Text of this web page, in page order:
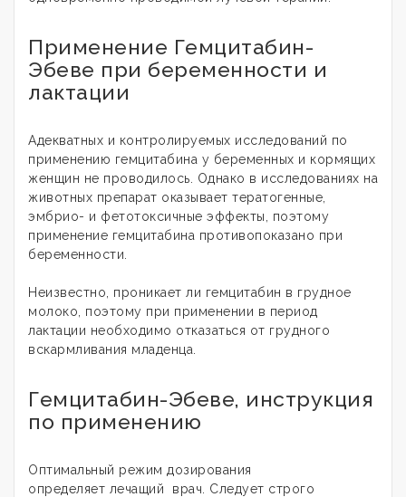
Применение Гемцитабин-
Эбеве при беременности и
лактации
Адекватных и контролируемых исследований по
применению гемцитабина у беременных и кормящих
женщин не проводилось. Однако в исследованиях на
животных препарат оказывает тератогенные,
эмбрио- и фетотоксичные эффекты, поэтому
применение гемцитабина противопоказано при
беременности.
Неизвестно, проникает ли гемцитабин в грудное
молоко, поэтому при применении в период
лактации необходимо отказаться от грудного
вскармливания младенца.
Гемцитабин-Эбеве, инструкция
по применению
Оптимальный режим дозирования
определяет лечащий врач. Следует строго